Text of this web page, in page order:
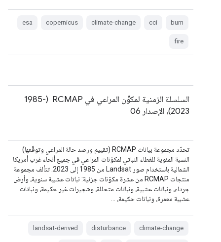
burn
cci
climate-change
copernicus
esa
fire
السلسلة الزمنية لمكوِّن المراعي في RCMAP ‏ (1985-
2023)، الإصدار 06
تحدّد مجموعة بيانات RCMAP (تقييم ورصد حالة المراعي وتوقّعها)
النسبة المئوية للغطاء النباتي لمكوّنات المراعي في جميع أنحاء غرب أمريكا
الشمالية باستخدام صور Landsat من 1985 إلى 2023. تتألف مجموعة
منتجات RCMAP من عشرة مكوّنات جزئية: نباتات عشبية سنوية، وأرض
جرداء، ونباتات عشبية، ونباتات متحللة، وشجيرات غير حكيمة، ونباتات
عشبية معمرة، ونباتات حكيمة، …
climate-change
disturbance
landsat-derived